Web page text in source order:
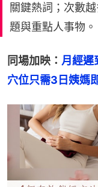
關鍵熱詞；次數
題與重點人事物。
同場加映： 月經遲
穴位只需3日姨媽